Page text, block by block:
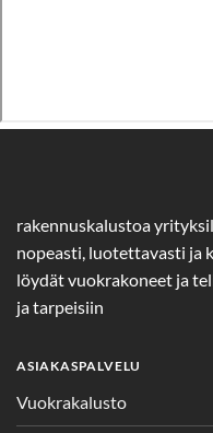
rakennuskalustoa
nopeasti, luotettavasti ja
löydät vuokrakoneet ja
ja tarpeisiin
ASIAKASPALVELU
Vuokrakalusto